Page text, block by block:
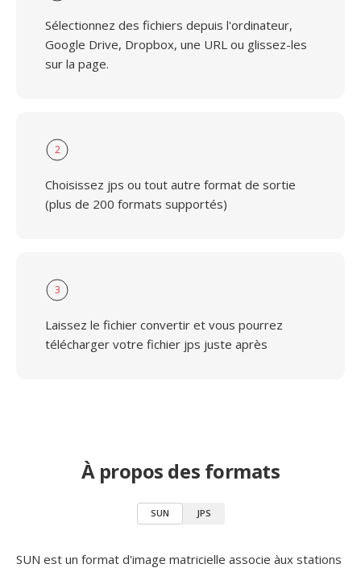
Sélectionnez des fichiers depuis l'ordinateur,
Google Drive, Dropbox, une URL ou glissez-les
sur la page.
2
Choisissez jps ou tout autre format de sortie
(plus de 200 formats supportés)
3
Laissez le fichier convertir et vous pourrez
télécharger votre fichier jps juste après
À propos des formats
SUN JPS
SUN est un format d'image matricielle associe àux stations